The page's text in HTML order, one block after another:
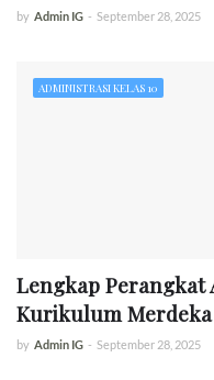
by Admin IG - September 28, 2025
ADMINISTRASI KELAS 10
Lengkap Perangkat
Kurikulum
by Admin IG - September 28, 2025